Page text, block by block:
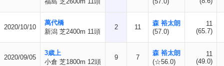
2020/10/10
萬代橋
新潟 芝2400m 11頭
2 11
森 裕太朗
(57.0)
11
(65.7)
2020/09/05
3歳上
小倉 芝1800m 12頭
9 7
森 裕太朗
(☆56.0)
11
(49.0)